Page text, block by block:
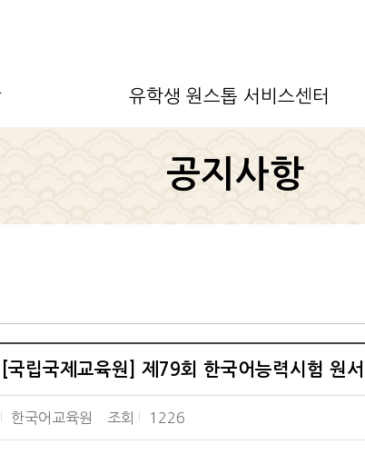
유학생 원스톱 서비스센터
공지사항
[국립국제교육원] 제79회 한국어능력시험 원
한국어교육원 조회 1226